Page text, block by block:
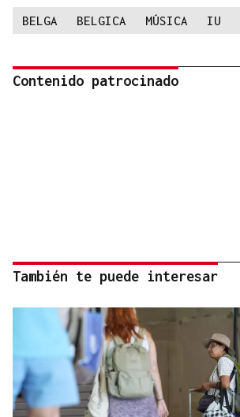
BELGA BELGICA MÚSICA IU
Contenido patrocinado
También te puede interesar